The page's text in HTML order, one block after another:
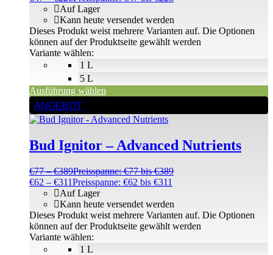
1 L
5 L
Auf Lager
Kann heute versendet werden
Variante wählen:
Ausführung wählen
Dieses Produkt weist mehrere Varianten auf. Die Optionen
können auf der Produktseite gewählt werden
ANGEBOT
Bud Ignitor – Advanced Nutrients
€77 –€389Preisspanne: €77 bis €389
€62 – €311Preisspanne: €62 bis €311
1 L
Auf Lager
Kann heute versendet werden
Variante wählen:
Dieses Produkt weist mehrere Varianten auf. Die Optionen
können auf der Produktseite gewählt werden